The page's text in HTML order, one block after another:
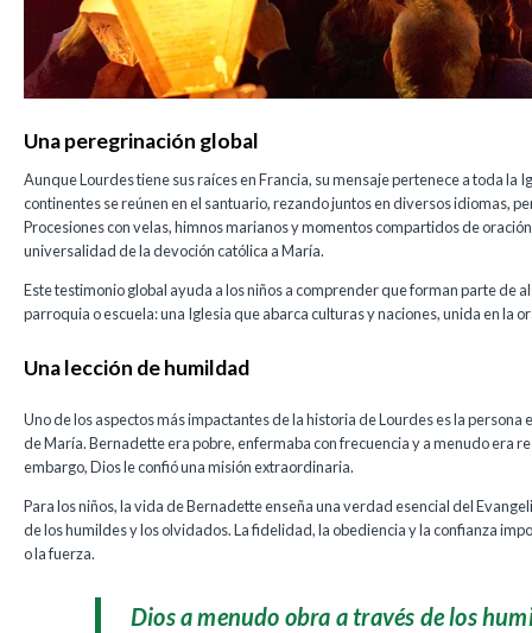
Una peregrinación global
Aunque Lourdes tiene sus raíces en Francia, su mensaje pertenece a toda la
continentes se reúnen en el santuario, rezando juntos en diversos idiomas,
Procesiones con velas, himnos marianos y momentos compartidos de
universalidad de la devoción católica a María.
Este testimonio global ayuda a los niños a comprender que forman parte de
parroquia o escuela: una Iglesia que abarca culturas y naciones, unida en la
Una lección de humildad
Uno de los aspectos más impactantes de la historia de Lourdes es la
de María. Bernadette era pobre, enfermaba con frecuencia y a menudo era
embargo, Dios le confió una misión extraordinaria.
Para los niños, la vida de Bernadette enseña una verdad esencial del
de los humildes y los olvidados. La fidelidad, la obediencia y la confianza
o la fuerza.
Dios a menudo obra a través de los